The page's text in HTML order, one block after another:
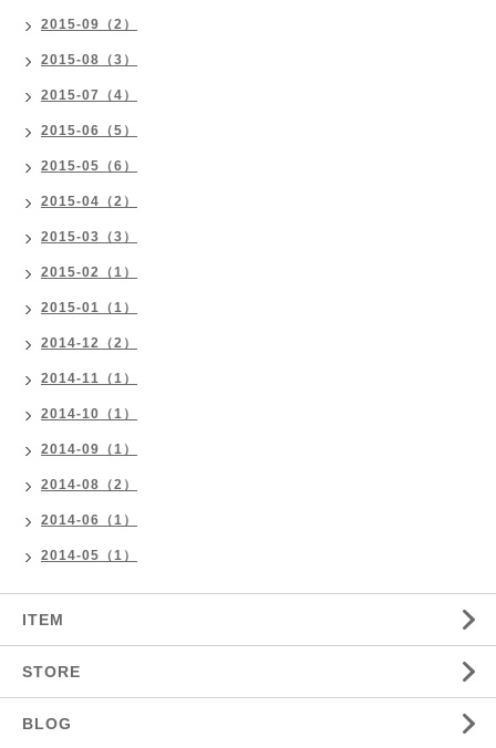
2015-09（2）
2015-08（3）
2015-07（4）
2015-06（5）
2015-05（6）
2015-04（2）
2015-03（3）
2015-02（1）
2015-01（1）
2014-12（2）
2014-11（1）
2014-10（1）
2014-09（1）
2014-08（2）
2014-06（1）
2014-05（1）
ITEM
STORE
BLOG